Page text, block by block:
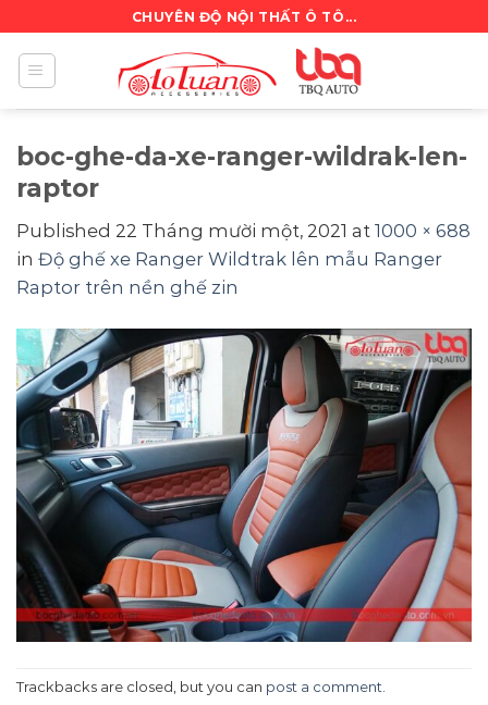
content
CHUYÊN ĐỘ NỘI THẤT Ô TÔ...
boc-ghe-da-xe-ranger-wildrak-len-
raptor
Published 22 Tháng mười một, 2021 at 1000 × 688
in Độ ghế xe Ranger Wildtrak lên mẫu Ranger
Raptor trên nền ghế zin
Trackbacks are closed, but you can post a comment.